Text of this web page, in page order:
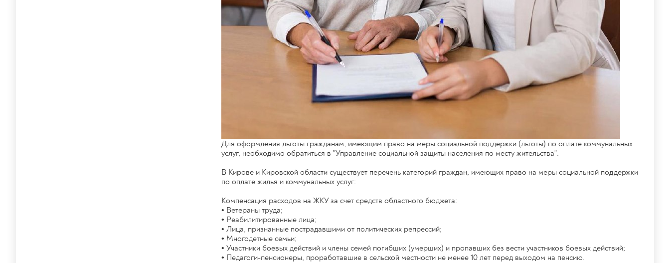
Для оформления льготы гражданам, имеющим право на меры социальной поддержки (льготы) по оплате коммунальных
услуг, необходимо обратиться в "Управление социальной защиты населения по месту жительства".
В Кирове и Кировской области существует перечень категорий граждан, имеющих право на меры социальной поддержки
по оплате жилья и коммунальных услуг:
Компенсация расходов на ЖКУ за счет средств областного бюджета:
• Ветераны труда;
• Реабилитированные лица;
• Лица, признанные пострадавшими от политических репрессий;
• Многодетные семьи;
• Участники боевых действий и члены семей погибших (умерших) и пропавших без вести участников боевых действий;
• Педагоги-пенсионеры, проработавшие в сельской местности не менее 10 лет перед выходом на пенсию.